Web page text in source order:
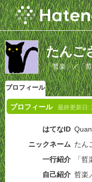
たんご
「哲楽」／「
プロフィール
プロフィール 最終更新日:
はてなID
ニックネーム たん
一行紹介
「
自己紹介 哲楽